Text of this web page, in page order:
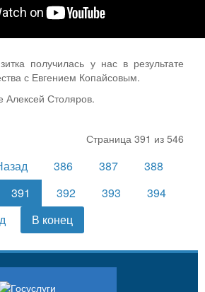
получилась у нас в результате
с Евгением Копайсовым.
Алексей Столяров.
Страница 391 из 546
386 387
388
391 392 393
394
В конец